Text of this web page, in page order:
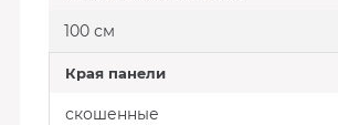
100 см
Края панели
скошенные